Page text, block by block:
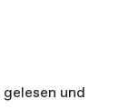
gelesen und